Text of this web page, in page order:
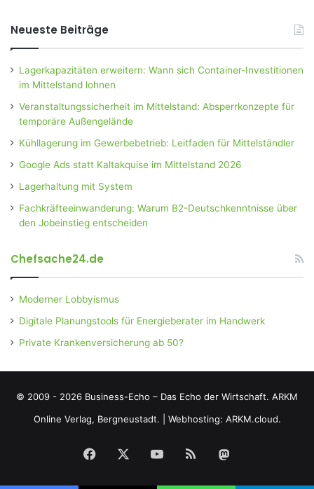
Neueste Beiträge
Lagerkapazitäten erweitern: Wann sich Container-Investitionen
im Mittelstand lohnen
Veranstaltungssicherheit im Mittelstand: Absperrkonzepte für
temporäre Außengelände
Kühllagerung im Gewerbebetrieb: Leitfaden für Mittelständler
Google Ads statt Kaltakquise im Mittelstand 2026
Lagerhaltung mit System
Fachkräfteeinwanderung: Warum B2-Deutschkenntnisse über
den Jobeinstieg entscheiden
Chefsache24.de
Moderner Lobbyismus
Digitale Planungstools für Energieberater im Handwerk
Private Krankenversicherung ab 50?
© 2009 - 2026 Business-Echo – Das Echo der Wirtschaft. ARKM
Online Verlag, Bergneustadt.
Webhosting: ARKM.cloud.
Facebook YouTubeRSS